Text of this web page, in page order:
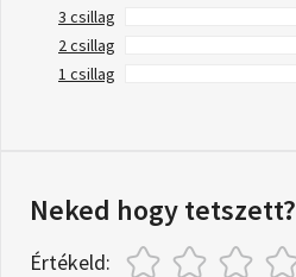
3 csillag
2 csillag
1 csillag
Neked hogy tetszett?
Értékeld: